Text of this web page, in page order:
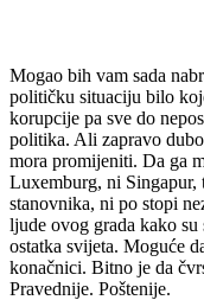
Mogao bih vam sada
političku situaciju bilo
korupcije pa sve do
politika. Ali zapravo
mora promijeniti. Da ga
Luxemburg, ni
stanovnika, ni po stopi
ljude ovog grada kako
ostatka svijeta. Moguće
konačnici. Bitno je da
Pravednije. Poštenije.